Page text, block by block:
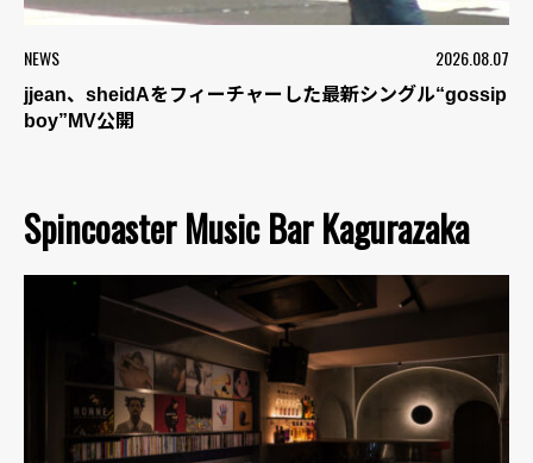
NEWS 2026.08.07
jjean、sheidAをフィーチャーした最新シングル“gossip
boy”MV公開
Spincoaster Music Bar Kagurazaka